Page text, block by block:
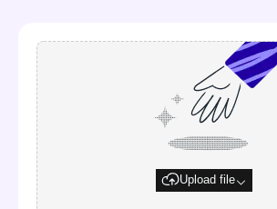
Upload file